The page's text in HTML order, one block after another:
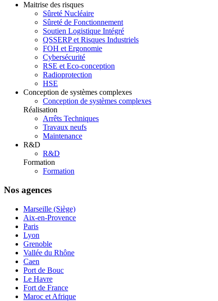
Maitrise des risques
Sûreté Nucléaire
Sûreté de Fonctionnement
Soutien Logistique Intégré
QSSERP et Risques Industriels
FOH et Ergonomie
Cybersécurité
RSE et Eco-conception
Radioprotection
HSE
Conception de systèmes complexes
Conception de systèmes complexes
Réalisation
Arrêts Techniques
Travaux neufs
Maintenance
R&D
R&D
Formation
Formation
Nos agences
Marseille (Siège)
Aix-en-Provence
Paris
Lyon
Grenoble
Vallée du Rhône
Caen
Port de Bouc
Le Havre
Fort de France
Maroc et Afrique